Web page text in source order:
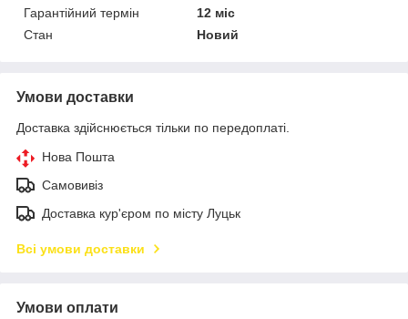
Гарантійний термін
12 міс
Стан
Новий
Умови доставки
Доставка здійснюється тільки по передоплаті.
Нова Пошта
Самовивіз
Доставка кур'єром по місту Луцьк
Всі умови доставки
Умови оплати